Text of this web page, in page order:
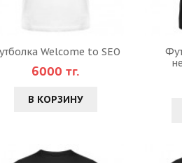
Welcome to SEO
6000 тг.
В КОРЗИНУ